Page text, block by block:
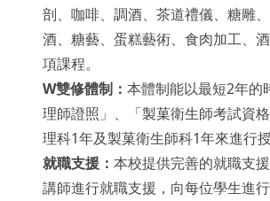
剖、咖啡、調酒、茶道禮儀、糖雕
酒、糖藝、蛋糕藝術、食肉加工、
項課程。
W雙修體制： 本體制能以最短2年的
理師證照」、「製菓衛生師考試資
理科1年及製菓衛生師科1年來進行授
就職支援： 本校提供完善的就職支
講師進行就職支援，向每位學生進